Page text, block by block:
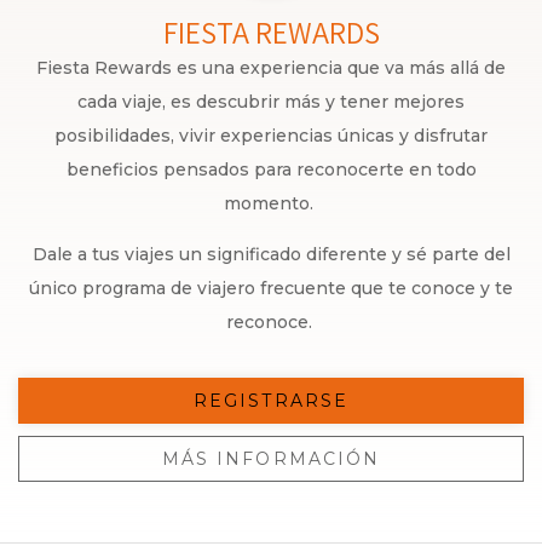
FIESTA REWARDS
Fiesta Rewards es una experiencia que va más allá de
cada viaje, es descubrir más y tener mejores
posibilidades, vivir experiencias únicas y disfrutar
beneficios pensados para reconocerte en todo
momento.
Dale a tus viajes un significado diferente y sé parte del
único programa de viajero frecuente que te conoce y te
reconoce.
REGISTRARSE
MÁS INFORMACIÓN